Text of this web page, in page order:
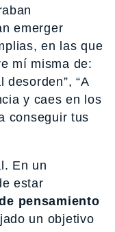
emerger
en las que
mí misma de:
desorden”, “A
y caes en los
conseguir tus
En un
estar
pensamiento
un objetivo